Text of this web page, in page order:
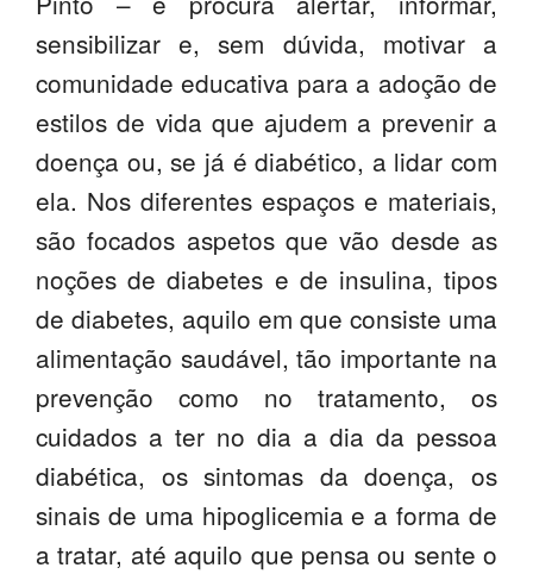
sensibilizar e, sem dúvida, motivar a
comunidade educativa para a adoção de
estilos de vida que ajudem a prevenir a
doença ou, se já é diabético, a lidar com
ela. Nos diferentes espaços e materiais,
são focados aspetos que vão desde as
noções de diabetes e de insulina, tipos
de diabetes, aquilo em que consiste uma
alimentação saudável, tão importante na
prevenção como no tratamento, os
cuidados a ter no dia a dia da pessoa
diabética, os sintomas da doença, os
sinais de uma hipoglicemia e a forma de
a tratar, até aquilo que pensa ou sente o